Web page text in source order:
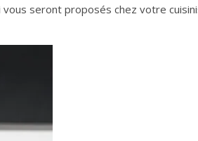
seront proposés chez votre